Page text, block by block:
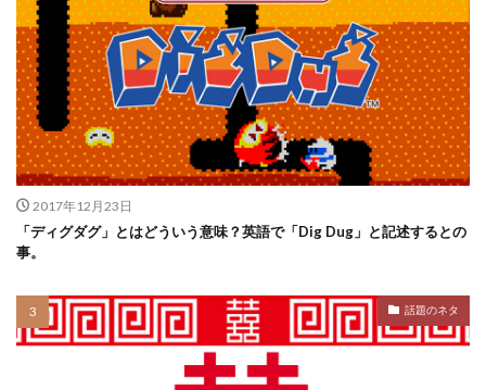
2017年12月23日
「ディグダグ」とはどういう意味？英語で「Dig Dug」と記述するとの
事。
話題のネタ